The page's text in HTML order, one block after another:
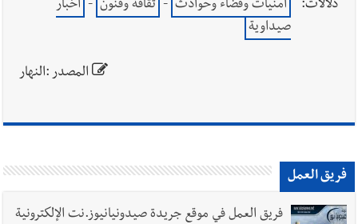
دلالات:
أمنيات وقضاء وحوادث - ثقافة وفنون - أخبار
صيداوية
المصدر :النهار
فريق العمل
فريق العمل في موقع جريدة صيدونيانيوز.نت الإلكترونية